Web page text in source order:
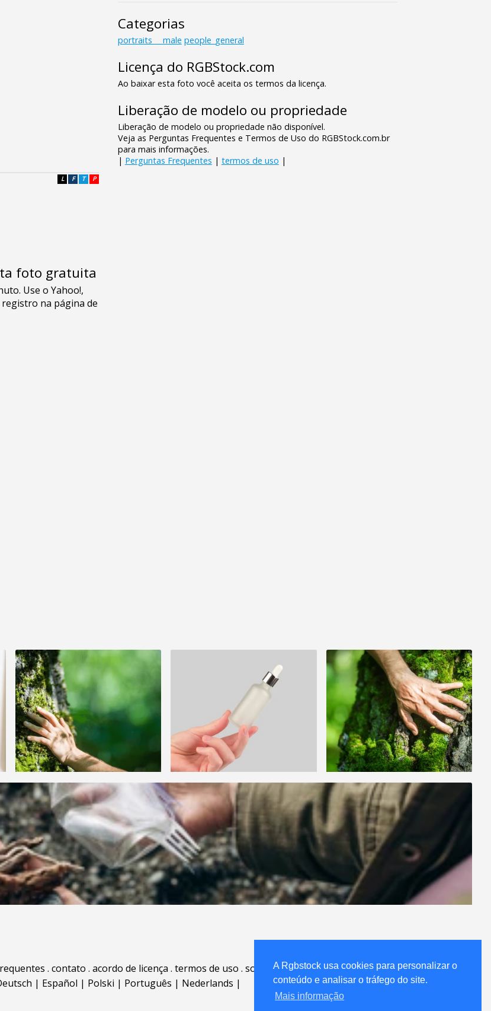
A Rgbstock usa cookies para personalizar o
conteúdo e analisar o tráfego do site.
Mais informação
P
T
F
L
foto gratuita
Categorias
portraits___male people_general
Licença do RGBStock.com
Ao baixar esta foto você aceita os termos da licença.
Liberação de modelo ou propriedade
Liberação de modelo ou propriedade não disponível.
Veja as Perguntas Frequentes e Termos de Uso do RGBStock.com.br
para mais informações.
| Perguntas Frequentes | termos de uso |
. contato . acordo de licença . termos de uso . sobre
.
| Español | Polski | Português | Nederlands |